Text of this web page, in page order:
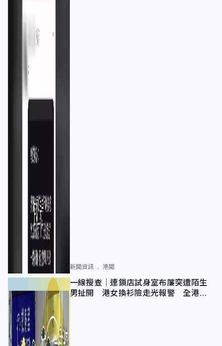
新聞資訊 港聞
一線搜查｜連鎖店試身室布簾突遭陌生
男扯開 港女換衫險走光報警 全港分